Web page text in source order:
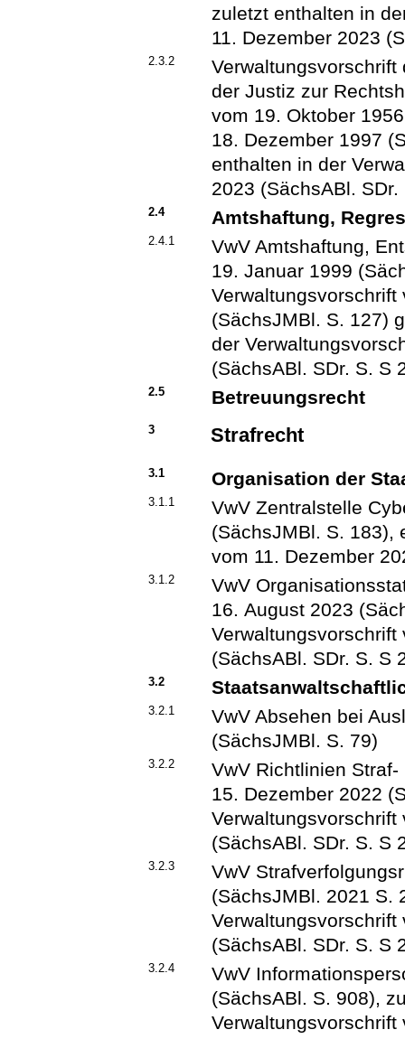
zuletzt enthalten in
11. Dezember 2023
2.3.2
der Justiz zur
vom 19. Oktober
18. Dezember 1997
enthalten in der
2023 (SächsABl. SDr.
2.4 Amtshaftung,
2.4.1
VwV Amtshaftung,
19. Januar 1999
(SächsJMBl. S. 127)
der
(SächsABl. SDr. S. S
2.5 Betreuungsrecht
3 Strafrecht
3.1 Organisation der
3.1.1
VwV Zentralstelle
(SächsJMBl. S. 183),
vom 11. Dezember
3.1.2
VwV
16. August 2023
Verwaltungsvorschrift
(SächsABl. SDr. S. S
3.2
3.2.1
VwV Absehen bei
(SächsJMBl. S. 79)
3.2.2
VwV Richtlinien
15. Dezember 2022
Verwaltungsvorschrift
(SächsABl. SDr. S. S
3.2.3
VwV
(SächsJMBl. 2021 S.
Verwaltungsvorschrift
(SächsABl. SDr. S. S
3.2.4
VwV
(SächsABl. S. 908),
Verwaltungsvorschrift